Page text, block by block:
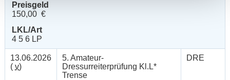
Preisgeld
150,00 €
LKL/Art
4 5 6 LP
13.06.2026
( v)
5. Amateur-
Dressurreiterprüfung Kl.L*
Trense
DRE